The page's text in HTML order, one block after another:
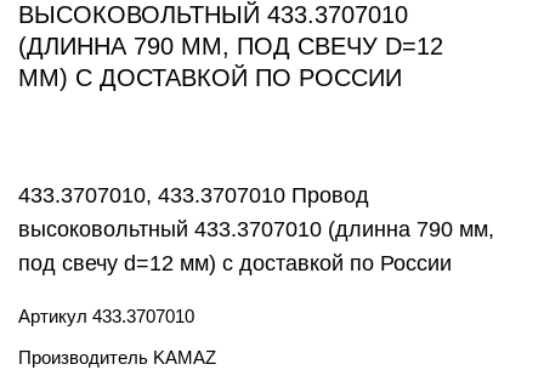
ВЫСОКОВОЛЬТНЫЙ 433.3707010
(ДЛИННА 790 ММ, ПОД СВЕЧУ D=12
ММ) С ДОСТАВКОЙ ПО РОССИИ
433.3707010, 433.3707010 Провод
высоковольтный 433.3707010 (длинна 790 мм,
под свечу d=12 мм) с доставкой по России
Артикул 433.3707010
Производитель KAMAZ